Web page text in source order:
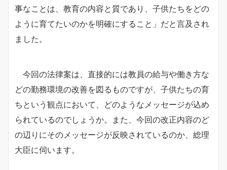
事なことは、教育の内容と質であり、子供たちをどの
ように育てたいのかを明確にすること」だと言及され
ました。
今回の法律案は、直接的には教員の給与や働き方な
どの勤務環境の改善を図るものですが、子供たちの育
ちという観点において、どのようなメッセージが込め
られているのでしょうか。また、今回の改正内容のど
の辺りにそのメッセージが反映されているのか、総理
大臣に伺います。